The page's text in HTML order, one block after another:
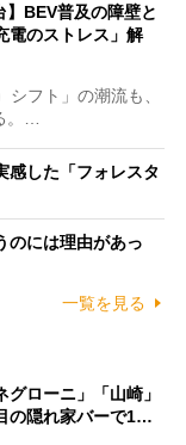
】BEV普及の障壁と
電のストレス」解
フト」の潮流も、
。…
感した「フォレスタ
のには理由があっ
一覧を見る
グローニ」「山崎」
の隠れ家バーで1…